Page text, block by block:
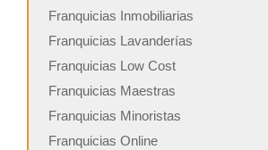
Franquicias Inmobiliarias
Franquicias Lavanderías
Franquicias Low Cost
Franquicias Maestras
Franquicias Minoristas
Franquicias Online